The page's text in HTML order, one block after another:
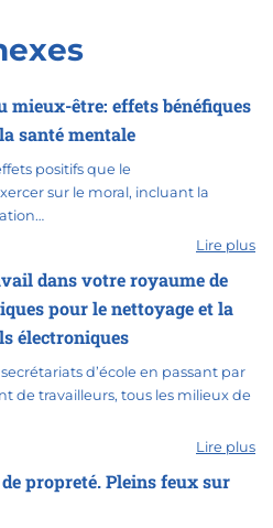
mieux-être: effets bénéfiques
santé mentale
positifs que le
sur le moral, incluant la
Lire plus
dans votre royaume de
pour le nettoyage et la
électroniques
d’école en passant par
de travailleurs, tous les milieux de
Lire plus
propreté. Pleins feux sur